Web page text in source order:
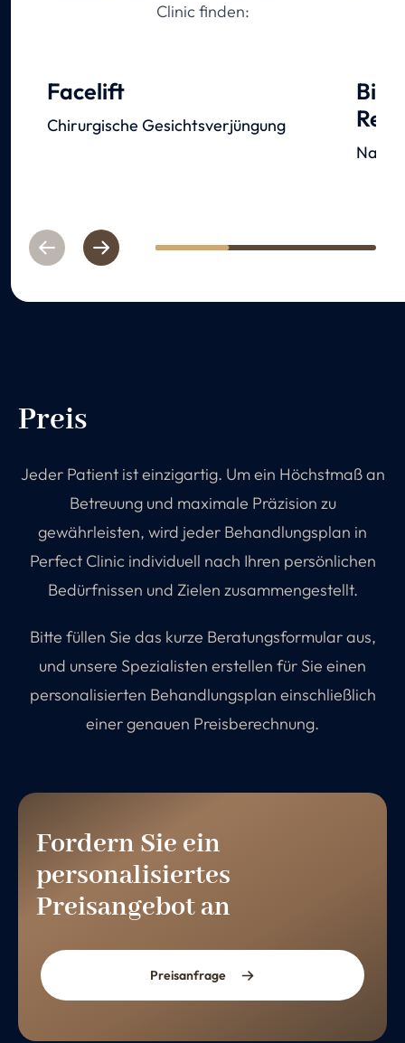
Clinic finden:
Facelift
Chirurgische Gesichtsverjüngung
PreviousNext 1 2 3
Preis
Jeder Patient ist einzigartig. Um ein Höchstmaß an
Betreuung und maximale Präzision zu
gewährleisten, wird jeder Behandlungsplan in
Perfect Clinic individuell nach Ihren persönlichen
Bedürfnissen und Zielen zusammengestellt.
Bitte füllen Sie das kurze Beratungsformular aus,
und unsere Spezialisten erstellen für Sie einen
personalisierten Behandlungsplan einschließlich
einer genauen Preisberechnung.
Fordern Sie ein
personalisiertes
Preisangebot an
Preisanfrage